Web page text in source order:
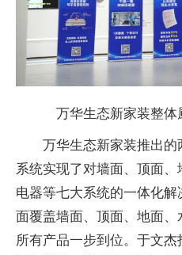
万华生态新家装整
万华生态新家装推出
系统实现了对墙面、顶面、
电器等七大系统的一体化
面覆盖墙面、顶面、地面、
所有产品一步到位。于文